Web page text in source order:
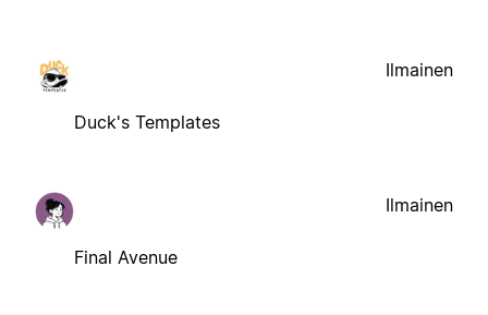
Duck's Templates
Ilmainen
Final Avenue
Ilmainen